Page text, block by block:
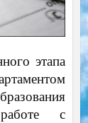
этапа
с